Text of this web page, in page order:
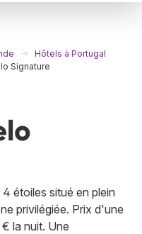
Hôtels à Portugal
Signature
étoiles situé en plein
privilégiée. Prix d'une
la nuit. Une